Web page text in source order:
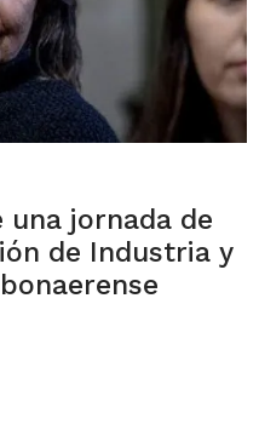
una jornada de
de Industria y